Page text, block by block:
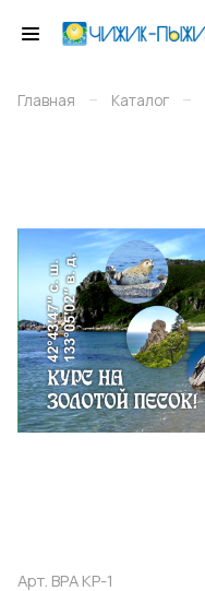
Главная – Каталог –
Арт. ВРА КР-1